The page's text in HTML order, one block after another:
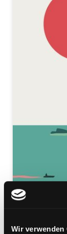
Wir verwenden